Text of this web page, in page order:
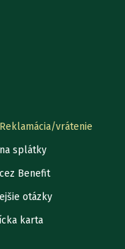
vrátenie
splátky
Benefit
otázky
karta